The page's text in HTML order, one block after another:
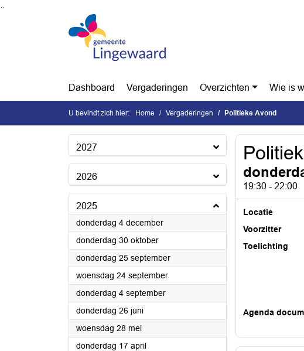
Ga naar de inhoud van deze pagina
Dashboard Vergaderingen Overzichten Wie is
U bevindt zich hier: Home Vergaderingen Politieke Avond
2027
2026
2025
donderdag 4 december2025
donderdag 30 oktober2025
donderdag 25 september2025
woensdag 24 september2025
donderdag 4 september2025
donderdag 26 juni2025
woensdag 28 mei2025
donderdag 17 april2025
19:30 - 22:00
Locatie
Voorzitter
Toelichting
Agenda